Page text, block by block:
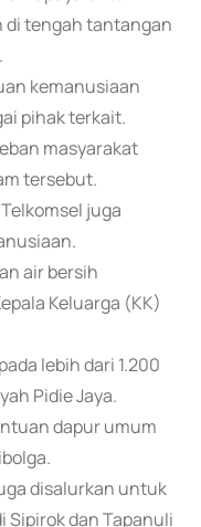
di tengah tantangan
kemanusiaan
pihak terkait.
masyarakat
tersebut.
juga
air bersih
Keluarga (KK)
lebih dari 1.200
Pidie Jaya.
dapur umum
disalurkan untuk
Sipirok dan Tapanuli